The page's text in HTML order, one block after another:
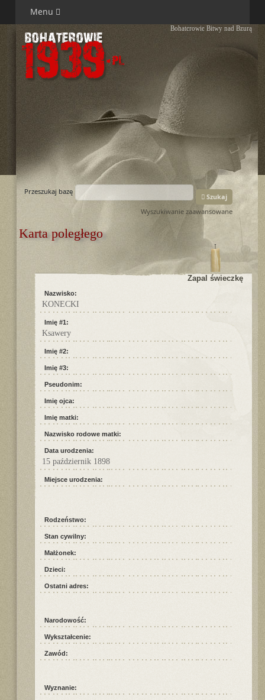
Menu
Bohaterowie Bitwy nad Bzurą
Przeszukaj bazę
Szukaj
Wyszukiwanie zaawansowane
Karta poległego
Zapal świeczkę
Nazwisko:
KONECKI
Imię #1:
Ksawery
Imię #2:
Imię #3:
Pseudonim:
Imię ojca:
Imię matki:
Nazwisko rodowe matki:
Data urodzenia:
15 październik 1898
Miejsce urodzenia:
Rodzeństwo:
Stan cywilny:
Małżonek:
Dzieci:
Ostatni adres:
Narodowość:
Wykształcenie:
Zawód:
Wyznanie: